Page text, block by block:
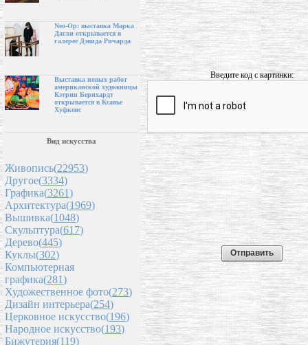
Neo-Op: выставка Марка
Дагли открывается в
галерее Дэвида Ричарда
Выставка новых работ
американской художницы
Кэтрин Бернхардт
открывается в Ксавье
Хуфкенс
Вид искусства
Живопись(22953)
Другое(3334)
Графика(3261)
Архитектура(1969)
Вышивка(1048)
Скульптура(617)
Дерево(445)
Куклы(302)
Компьютерная
графика(281)
Художественное фото(273)
Дизайн интерьера(254)
Церковное искусство(196)
Народное искусство(193)
Бижутерия(119)
Введите код с картинки: